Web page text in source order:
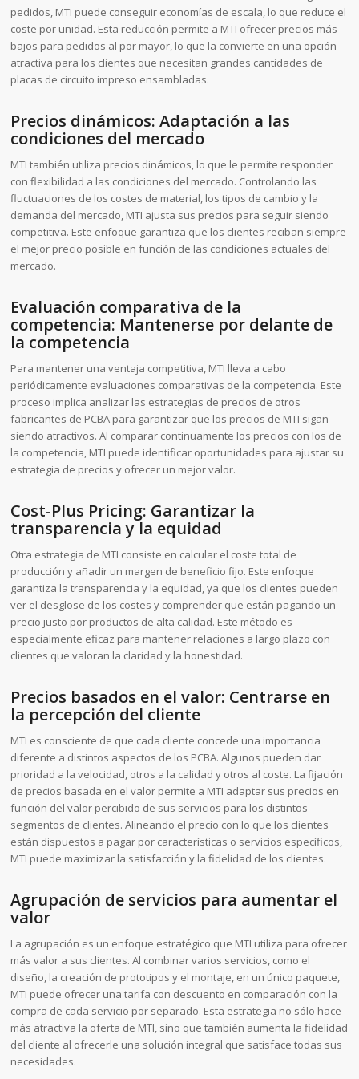
pedidos, MTI puede conseguir economías de escala, lo que reduce el
coste por unidad. Esta reducción permite a MTI ofrecer precios más
bajos para pedidos al por mayor, lo que la convierte en una opción
atractiva para los clientes que necesitan grandes cantidades de
placas de circuito impreso ensambladas.
Precios dinámicos: Adaptación a las
condiciones del mercado
MTI también utiliza precios dinámicos, lo que le permite responder
con flexibilidad a las condiciones del mercado. Controlando las
fluctuaciones de los costes de material, los tipos de cambio y la
demanda del mercado, MTI ajusta sus precios para seguir siendo
competitiva. Este enfoque garantiza que los clientes reciban siempre
el mejor precio posible en función de las condiciones actuales del
mercado.
Evaluación comparativa de la
competencia: Mantenerse por delante de
la competencia
Para mantener una ventaja competitiva, MTI lleva a cabo
periódicamente evaluaciones comparativas de la competencia. Este
proceso implica analizar las estrategias de precios de otros
fabricantes de PCBA para garantizar que los precios de MTI sigan
siendo atractivos. Al comparar continuamente los precios con los de
la competencia, MTI puede identificar oportunidades para ajustar su
estrategia de precios y ofrecer un mejor valor.
Cost-Plus Pricing: Garantizar la
transparencia y la equidad
Otra estrategia de MTI consiste en calcular el coste total de
producción y añadir un margen de beneficio fijo. Este enfoque
garantiza la transparencia y la equidad, ya que los clientes pueden
ver el desglose de los costes y comprender que están pagando un
precio justo por productos de alta calidad. Este método es
especialmente eficaz para mantener relaciones a largo plazo con
clientes que valoran la claridad y la honestidad.
Precios basados en el valor: Centrarse en
la percepción del cliente
MTI es consciente de que cada cliente concede una importancia
diferente a distintos aspectos de los PCBA. Algunos pueden dar
prioridad a la velocidad, otros a la calidad y otros al coste. La fijación
de precios basada en el valor permite a MTI adaptar sus precios en
función del valor percibido de sus servicios para los distintos
segmentos de clientes. Alineando el precio con lo que los clientes
están dispuestos a pagar por características o servicios específicos,
MTI puede maximizar la satisfacción y la fidelidad de los clientes.
Agrupación de servicios para aumentar el
valor
La agrupación es un enfoque estratégico que MTI utiliza para ofrecer
más valor a sus clientes. Al combinar varios servicios, como el
diseño, la creación de prototipos y el montaje, en un único paquete,
MTI puede ofrecer una tarifa con descuento en comparación con la
compra de cada servicio por separado. Esta estrategia no sólo hace
más atractiva la oferta de MTI, sino que también aumenta la fidelidad
del cliente al ofrecerle una solución integral que satisface todas sus
necesidades.